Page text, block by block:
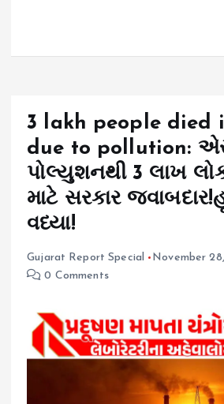
3 lakh people died
due to pollution:
પોલ્યુશનથી 3 લાખ
માટે સરકાર
વધ્યા!
Gujarat Report Special
November
0 Comments